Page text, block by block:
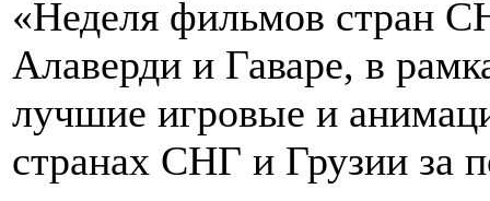
«Неделя фильмов стран
Алаверди и Гаваре, в
лучшие игровые и
странах СНГ и Грузии за